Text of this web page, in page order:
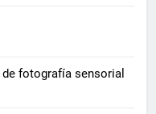
fotografía sensorial